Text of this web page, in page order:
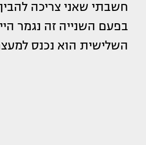
חשבתי שאני צריכה
בפעם השנייה זה נגמר
השלישית הוא נכנס